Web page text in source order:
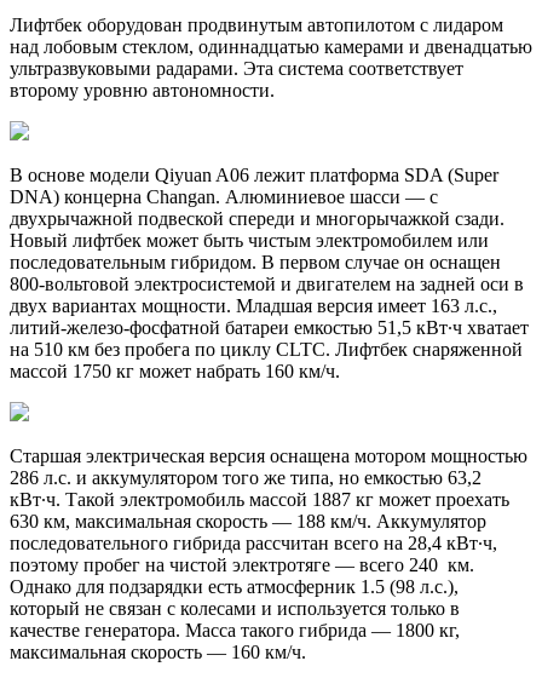
Лифтбек оборудован продвинутым автопилотом с лидаром
над лобовым стеклом, одиннадцатью камерами и двенадцатью
ультразвуковыми радарами. Эта система соответствует
второму уровню автономности.
В основе модели Qiyuan A06 лежит платформа SDA (Super
DNA) концерна Changan. Алюминиевое шасси — с
двухрычажной подвеской спереди и многорычажкой сзади.
Новый лифтбек может быть чистым электромобилем или
последовательным гибридом. В первом случае он оснащен
800-вольтовой электросистемой и двигателем на задней оси в
двух вариантах мощности. Младшая версия имеет 163 л.с.,
литий-железо-фосфатной батареи емкостью 51,5 кВт∙ч хватает
на 510 км без пробега по циклу CLTC. Лифтбек снаряженной
массой 1750 кг может набрать 160 км/ч.
Старшая электрическая версия оснащена мотором мощностью
286 л.с. и аккумулятором того же типа, но емкостью 63,2
кВт∙ч. Такой электромобиль массой 1887 кг может проехать
630 км, максимальная скорость — 188 км/ч. Аккумулятор
последовательного гибрида рассчитан всего на 28,4 кВт∙ч,
поэтому пробег на чистой электротяге — всего 240 км.
Однако для подзарядки есть атмосферник 1.5 (98 л.с.),
который не связан с колесами и используется только в
качестве генератора. Масса такого гибрида — 1800 кг,
максимальная скорость — 160 км/ч.